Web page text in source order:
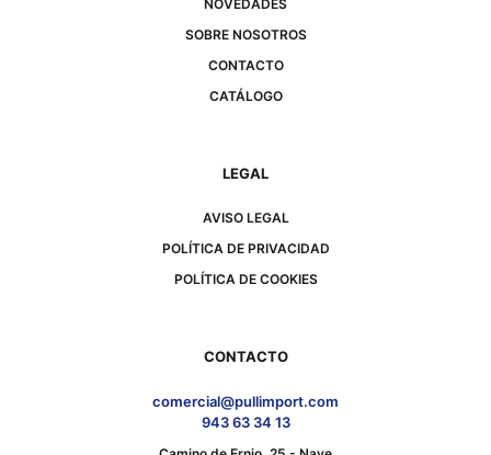
NOVEDADES
SOBRE NOSOTROS
CONTACTO
CATÁLOGO
LEGAL
AVISO LEGAL
POLÍTICA DE PRIVACIDAD
POLÍTICA DE COOKIES
CONTACTO
comercial@pullimport.com
943 63 34 13